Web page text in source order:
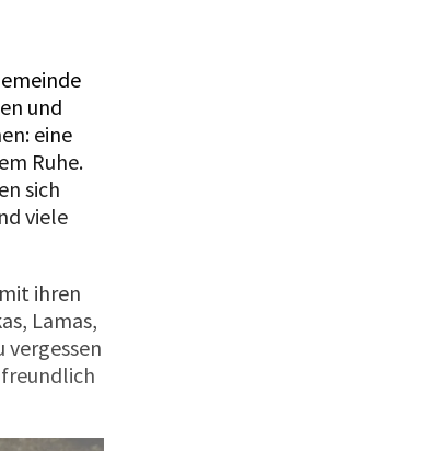
und
eine
Ruhe.
sich
viele
ihren
Lamas,
vergessen